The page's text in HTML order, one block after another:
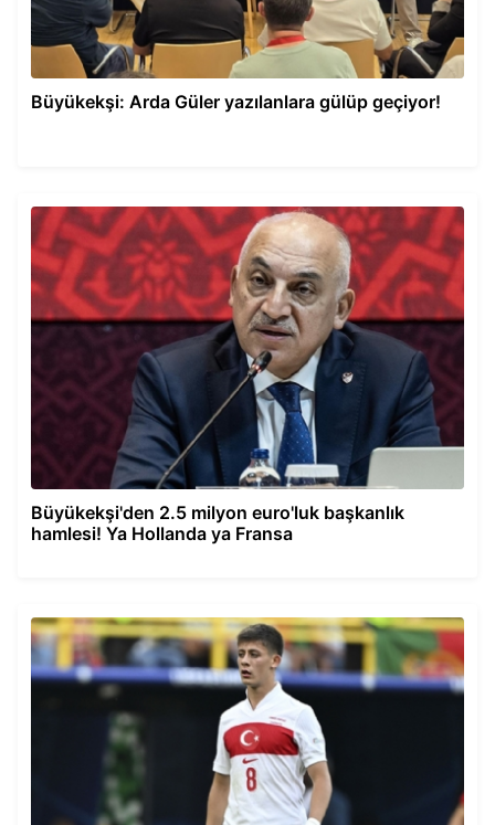
Büyükekşi: Arda Güler yazılanlara gülüp geçiyor!
Büyükekşi'den 2.5 milyon euro'luk başkanlık
hamlesi! Ya Hollanda ya Fransa